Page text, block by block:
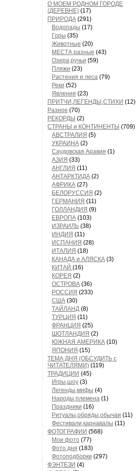
О МОЕМ РОДНОМ ГОРОДЕ
(ДЕРЕВНЕ) (17)
ПРИРОДА (291)
Водопады (17)
Горы (35)
Животные (20)
МЕСТА разные (43)
Озера,ручьи (59)
Пляжи (23)
Растения и леса (79)
Реки (52)
Явления (23)
ПРИТЧИ,ЛЕГЕНДЫ,СТИХИ (12)
Разное (70)
РЕКОРДЫ (2)
СТРАНЫ и КОНТИНЕНТЫ (709)
АВСТРАЛИЯ (5)
УКРАИНА (2)
Саудовская Аравия (1)
АЗИЯ (33)
АНГЛИЯ (11)
АНТАРКТИДА (2)
АФРИКА (27)
БЕЛОРУССИЯ (2)
ГЕРМАНИЯ (11)
ГОЛЛАНДИЯ (9)
ЕВРОПА (103)
ИЗРАИЛЬ (38)
ИНДИЯ (11)
ИСПАНИЯ (28)
ИТАЛИЯ (18)
КАНАДА и АЛЯСКА (3)
КИТАЙ (16)
КОРЕЯ (2)
ОСТРОВА (36)
РОССИЯ (233)
США (30)
ТАЙЛАНД (8)
ТУРЦИЯ (11)
ФРАНЦИЯ (25)
ШОТЛАНДИЯ (2)
ЮЖНАЯ АМЕРИКА (10)
ЯПОНИЯ (15)
ТЕМА ДНЯ (ОБСУДИТЬ с
ЧИТАТЕЛЯМИ) (119)
ТРАДИЦИИ (45)
Игры,шоу (3)
Легенды,мифы (4)
Народы,племена (1)
Праздники (16)
Ритуалы,обряды,обычаи (11)
Фестивали,карнавалы (11)
ФОТОГРАФИИ (568)
Мои фото (77)
Фото дня (183)
Фотоподборки (297)
ФЭНТЕЗИ (4)